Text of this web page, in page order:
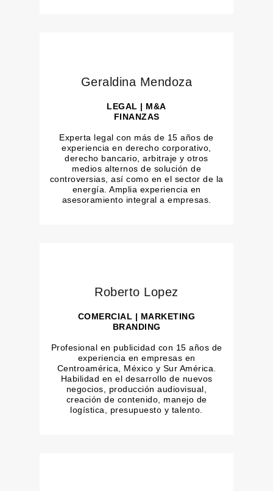
Geraldina Mendoza
LEGAL | M&A
FINANZAS
Experta legal con más de 15 años de
experiencia en derecho corporativo,
derecho bancario, arbitraje y otros
medios alternos de solución de
controversias, así como en el sector de la
energía. Amplia experiencia en
asesoramiento integral a empresas.
Roberto Lopez
COMERCIAL | MARKETING
BRANDING
Profesional en publicidad con 15 años de
experiencia en empresas en
Centroamérica, México y Sur América.
Habilidad en el desarrollo de nuevos
negocios, producción audiovisual,
creación de contenido, manejo de
logística, presupuesto y talento.